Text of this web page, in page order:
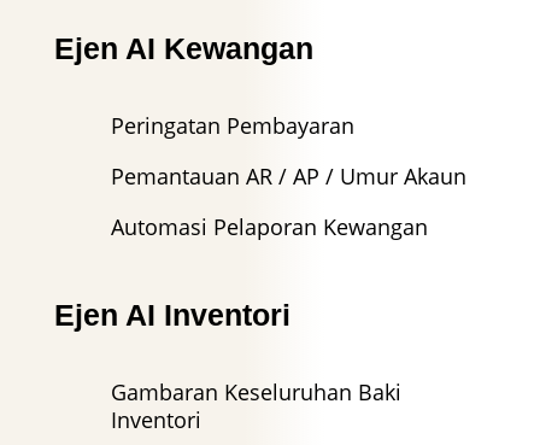
Ejen AI Kewangan
Peringatan Pembayaran
Pemantauan AR / AP / Umur Akaun
Automasi Pelaporan Kewangan
Ejen AI Inventori
Gambaran Keseluruhan Baki
Inventori